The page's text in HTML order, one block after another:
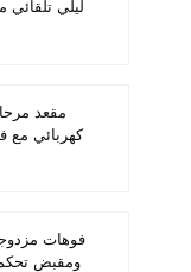
ليلي تلقائي
مقعد
كهربائي مع
فوهات
ومقبض